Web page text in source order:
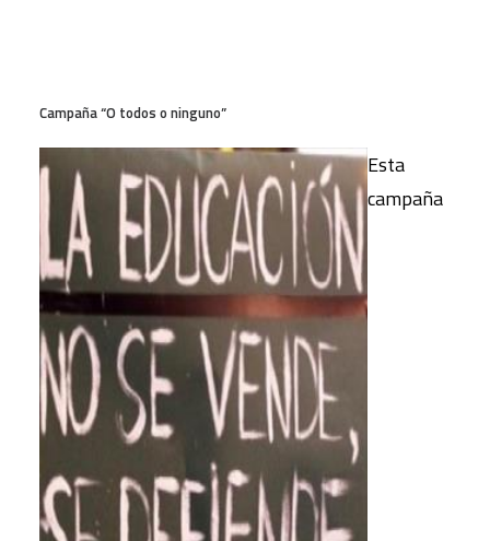
Campaña “O todos o ninguno”
Esta
campaña